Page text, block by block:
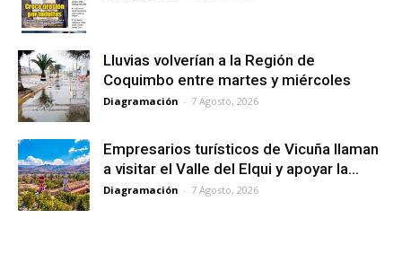
Lluvias volverían a la Región de
Coquimbo entre martes y miércoles
Diagramación - 7 Agosto, 2026
Empresarios turísticos de Vicuña llaman
a visitar el Valle del Elqui y apoyar la...
Diagramación - 7 Agosto, 2026